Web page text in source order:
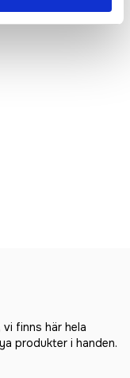
finns här hela
produkter i handen.